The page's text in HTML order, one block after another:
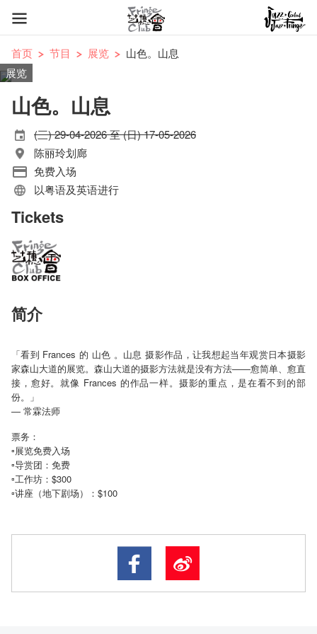
首页 节目 展览
山色。山息
展览
山色。山息
(三) 29-04-2026 至 (日) 17-05-2026
陈丽玲划廊
免费入场
以粤语及英语进行
Tickets
简介
「看到 Frances 的 山色 。山息 摄影作品，让我想起当年观赏日本摄影
家森山大道的展览。森山大道的摄影方法就是没有方法——愈简单、愈直
接，愈好。就像 Frances 的作品一样。摄影的重点，是在看不到的部
份。」
— 常霖法师
票务：
▫️展览免费入场
▫️导赏团：免费
▫️工作坊：$300
▫️讲座（地下剧场 ）： $100